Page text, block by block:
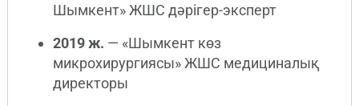
Шымкент» ЖШС дәрігер-эксперт
2019 ж. — «Шымкент көз
микрохирургиясы» ЖШС медициналық
директоры